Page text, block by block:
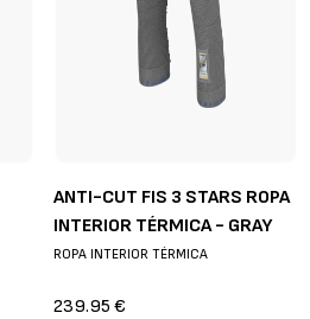
ANTI-CUT FIS 3 STARS ROPA
INTERIOR TÉRMICA - GRAY
ROPA INTERIOR TÉRMICA
239.95 €